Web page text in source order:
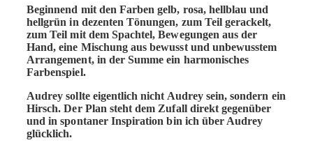
Beginnend mit den Farben gelb, rosa, hellblau und
hellgrün in dezenten Tönungen, zum Teil gerackelt,
zum Teil mit dem Spachtel, Bewegungen aus der
Hand, eine Mischung aus bewusst und unbewusstem
Arrangement, in der Summe ein harmonisches
Farbenspiel.
Audrey sollte eigentlich nicht Audrey sein, sondern ein
Hirsch. Der Plan steht dem Zufall direkt gegenüber
und in spontaner Inspiration bin ich über Audrey
glücklich.